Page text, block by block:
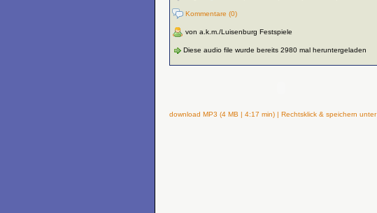
Kommentare (0)
von a.k.m./Luisenburg Festspiele
Diese audio file wurde bereits 2980 mal heruntergeladen
download MP3 (4 MB | 4:17 min) | Rechtsklick & speichern unter